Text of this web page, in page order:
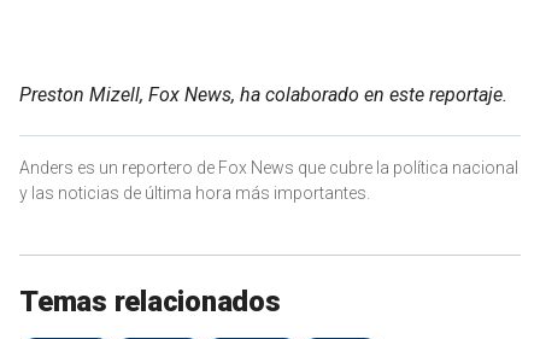
Preston Mizell, Fox News, ha colaborado en este reportaje.
Anders es un reportero de Fox News que cubre la política nacional
y las noticias de última hora más importantes.
Temas relacionados